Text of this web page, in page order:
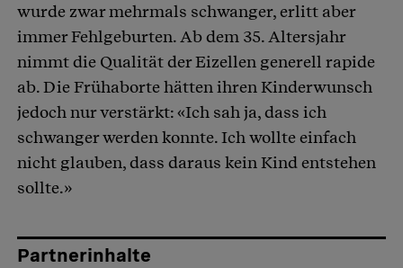
wurde zwar mehrmals schwanger, erlitt aber
immer Fehlgeburten. Ab dem 35. Altersjahr
nimmt die Qualität der Eizellen generell rapide
ab. Die Frühaborte hätten ihren Kinderwunsch
jedoch nur verstärkt: «Ich sah ja, dass ich
schwanger werden konnte. Ich wollte einfach
nicht glauben, dass daraus kein Kind entstehen
sollte.»
Partnerinhalte